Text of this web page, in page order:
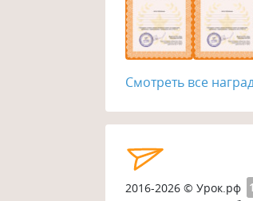
Смотреть все
2016-2026 © Урок.рф